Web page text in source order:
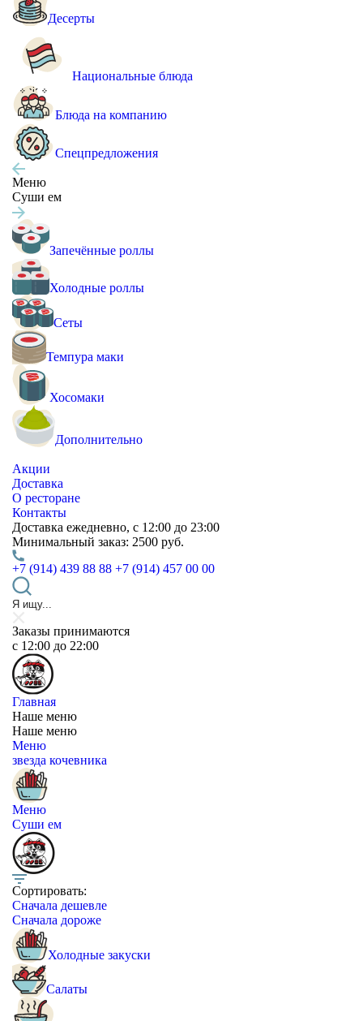
Десерты
Национальные блюда
Блюда на компанию
Спецпредложения
Меню
Суши ем
Запечённые роллы
Холодные роллы
Сеты
Темпура маки
Хосомаки
Дополнительно
Акции
Доставка
О ресторане
Контакты
Доставка ежедневно, с 12:00 до 23:00
Минимальный заказ: 2500 руб.
+7 (914) 439 88 88 +7 (914) 457 00 00
Заказы принимаются
c 12:00 до 22:00
Главная
Наше меню
Наше меню
Меню
звезда кочевника
Меню
Суши ем
Сортировать:
Сначала дешевле
Сначала дороже
Холодные закуски
Салаты